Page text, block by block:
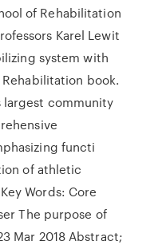
of Rehabilitation
Karel Lewit
system with
book.
largest community
functi
of athletic
Words: Core
The purpose of
Mar 2018 Abstract;